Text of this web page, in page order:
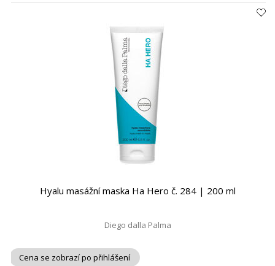
Hyalu masážní maska Ha Hero č. 284 | 200 ml
Diego dalla Palma
Cena se zobrazí po přihlášení